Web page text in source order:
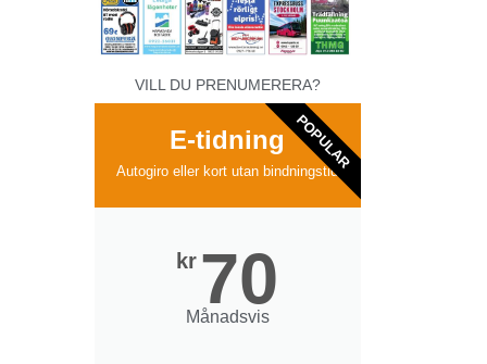
VILL DU PRENUMERERA?
E-tidning
Autogiro eller kort utan bindningstid
kr 70
Månadsvis
POPULAR